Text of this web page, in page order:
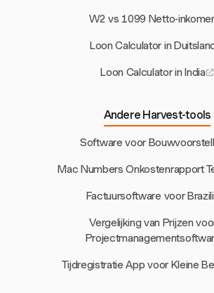
W2 vs 1099 Netto-
Loon Calculator in
Loon Calculator in India
Andere Harvest-tools
Software voor
Mac Numbers Onkostenrapport
Factuursoftware voor
Vergelijking van Prijzen
Tijdregistratie App voor Kleine